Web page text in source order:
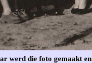
werd die foto gemaakt